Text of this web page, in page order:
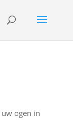
ogen in